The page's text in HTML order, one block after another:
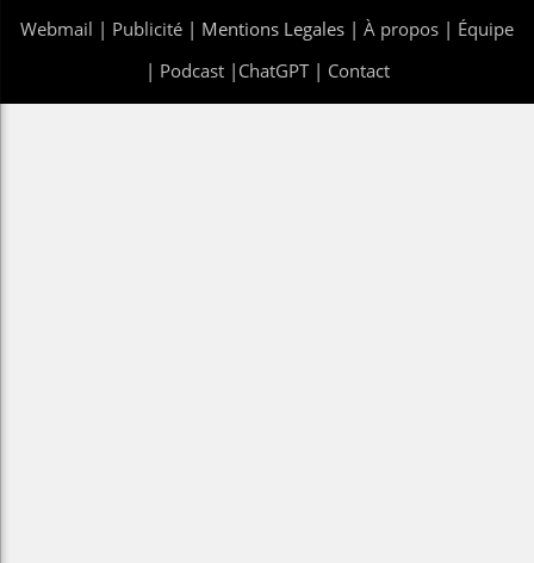
Webmail | Publicité | Mentions Legales | À propos | Équipe
| Podcast| ChatGPT| Contact